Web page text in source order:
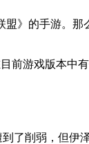
》的手游。
前游戏版本中
了削弱，但伊